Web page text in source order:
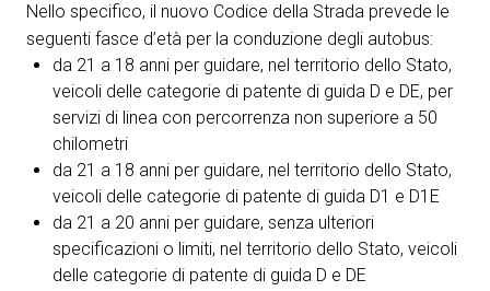
Nello specifico, il nuovo Codice della Strada prevede le
seguenti fasce d’età per la conduzione degli autobus:
da 21 a 18 anni per guidare, nel territorio dello Stato,
veicoli delle categorie di patente di guida D e DE, per
servizi di linea con percorrenza non superiore a 50
chilometri
da 21 a 18 anni per guidare, nel territorio dello Stato,
veicoli delle categorie di patente di guida D1 e D1E
da 21 a 20 anni per guidare, senza ulteriori
specificazioni o limiti, nel territorio dello Stato, veicoli
delle categorie di patente di guida D e DE